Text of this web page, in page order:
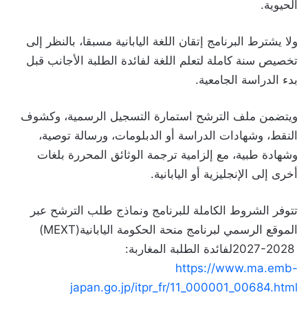
الحيوية.
ولا يشترط البرنامج إتقان اللغة اليابانية مسبقا، بالنظر إلى
تخصيص سنة كاملة لتعلم اللغة لفائدة الطلبة الأجانب قبل
بدء الدراسة الجامعية.
ويتضمن ملف الترشح استمارة التسجيل الرسمية، وكشوف
النقط، وشهادات الدراسة أو الدبلومات، ورسالة توصية،
وشهادة طبية، مع إلزامية ترجمة الوثائق المحررة بلغات
أخرى إلى الإنجليزية أو اليابانية.
تتوفر الشروط الكاملة للبرنامج ونماذج طلب الترشح عبر
الموقع الرسمي لبرنامج منحة الحكومة اليابانية(MEXT)
2027-2028لفائدة الطلبة المغاربة:
https://www.ma.emb-
japan.go.jp/itpr_fr/11_000001_00684.html